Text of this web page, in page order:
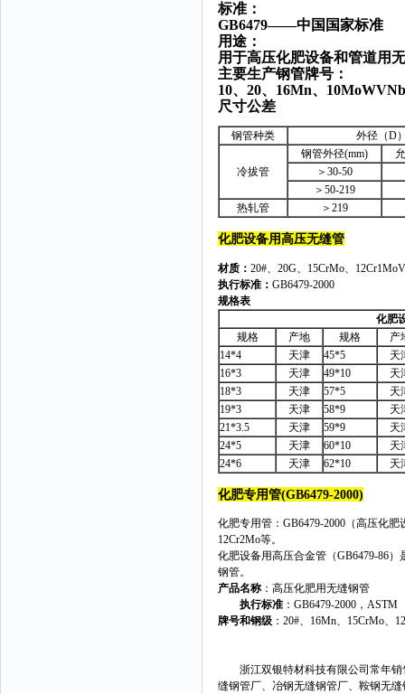
标准：
GB6479——中国国家标准
用途 ：
用于高压化肥设备和管道用
主要生产钢管牌号：
10、20、16Mn、
尺寸公差
钢管种类 外径（D
冷拔管
钢管外径(mm)
＞30-50
＞50-219
热轧管
＞219
化肥设备用高压无缝管
材质： 20#、20G、15CrMo、
执行标准： GB6479-2000
规格表
化肥
规格
产地 规格
产
14*4
天津 45*5
天
16*3
天津 49*10
天
18*3
天津 57*5
天
19*3
天津 58*9
天
21*3.5
天津 59*9
天
24*5
天津 60*10
天
24*6
天津 62*10 天
化肥专用管(GB6479-2000)
化肥专用管：GB6479-2000（高压化
12Cr2Mo等。
化肥设备用高压合金管（GB6479-86
钢管。
产品名称 ：高压化肥用无缝钢管
执行标准 ：GB6479-2000，
牌号和钢级 ：20#、16Mn、15CrMo、
浙江双银特材科技有限公司常年销
缝钢管厂、冶钢无缝钢管厂、鞍钢无